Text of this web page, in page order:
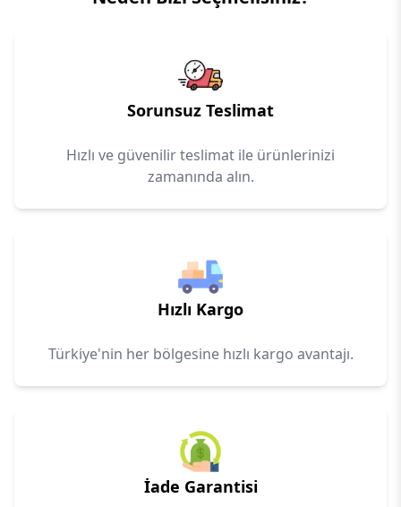
Sorunsuz Teslimat
Hızlı ve güvenilir teslimat ile ürünlerinizi
zamanında alın.
Hızlı Kargo
Türkiye'nin her bölgesine hızlı kargo avantajı.
İade Garantisi